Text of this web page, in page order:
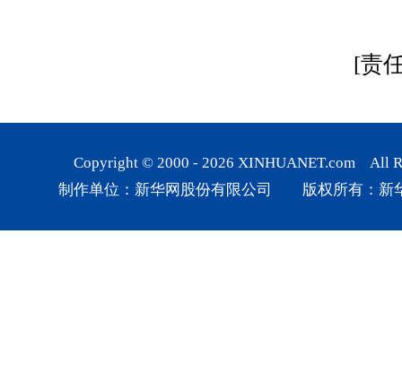
[责
Copyright © 2000 - 2026 XINHUANET.com All
制作单位：新华网股份有限公司 版权所有：新